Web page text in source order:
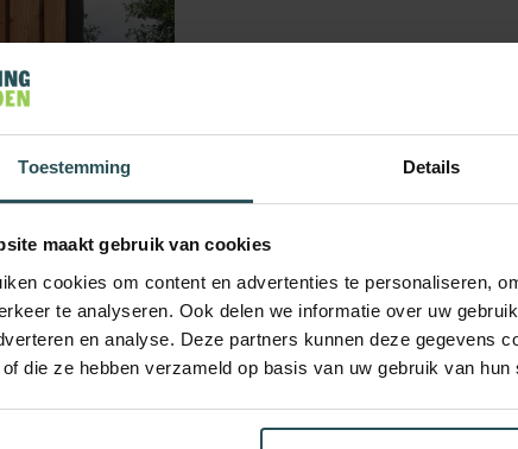
Toestemming Details
maakt gebruik van cookies
cookies om content en advertenties te personaliseren,
te analyseren. Ook delen we informatie over uw
en analyse. Deze partners kunnen deze gegevens
die ze hebben verzameld op basis van uw gebruik van hun